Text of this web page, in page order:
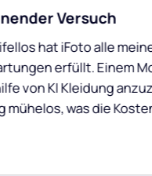
alle meine
Einem Model
anzuziehen ist
die Kosten senkt.